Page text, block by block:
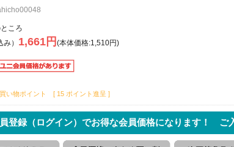
ころ
） 1,661円 (本体価格:1,510円)
い物ポイント [ 15 ポイント進呈 ]
登録（ログイン）でお得な会員価格になります！ ご